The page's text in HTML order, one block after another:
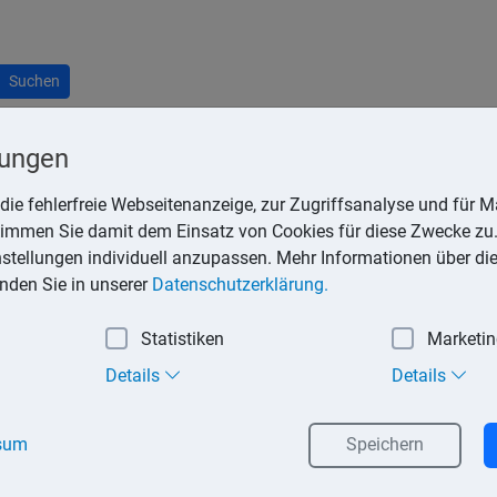
Suchen
durch die entgeltliche Überlassung von Zimmern,
aus der Vermietung von Betriebsvermögen und
Des Weiteren gehören zu den Einkünften aus
sondern im Betriebsvermögen gehalten, wird das
Einkünfte aus Gewerbebetrieb.
für die Umsatzsteuerpflicht dieser
fehlerfreie Webseitenanzeige, zur Zugriffsanalyse und für
Sie damit dem Einsatz von Cookies für diese Zwecke
individuell anzupassen. Mehr Informationen über
Sie in unserer Datenschutzerklärung.
Statistiken
Details Details
Speichern